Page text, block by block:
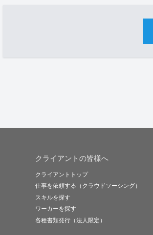
クライアントの皆様へ
クライアントトップ
仕事を依頼する（クラウドソーシング）
スキルを探す
ワーカーを探す
各種書類発行（法人限定）